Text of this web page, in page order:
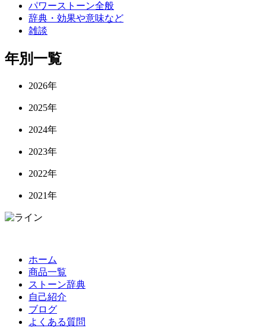
パワーストーン全般
辞典・効果や意味など
雑談
年別一覧
2026年
2025年
2024年
2023年
2022年
2021年
ホーム
商品一覧
ストーン辞典
自己紹介
ブログ
よくある質問